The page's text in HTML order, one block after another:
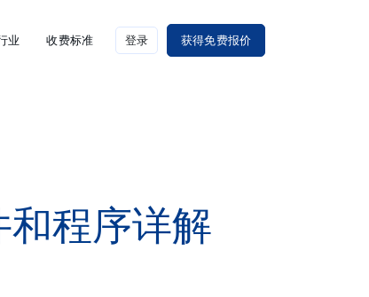
业 收费标准 登录 获得免费报价
程序详解